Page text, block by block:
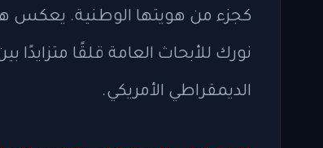
كجزء من هويتها الوطنية. يعكس
نورك للأبحاث العامة قلقًا
الديمقراطي الأمريكي.